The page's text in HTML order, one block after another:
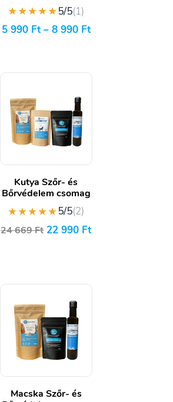
★★★★★5/5(1)
5 990 Ft– 8 990 Ft
Kutya Szőr- és
Bőrvédelem csomag
★★★★★5/5(2)
24 669Ft 22 990 Ft
Macska Szőr- és